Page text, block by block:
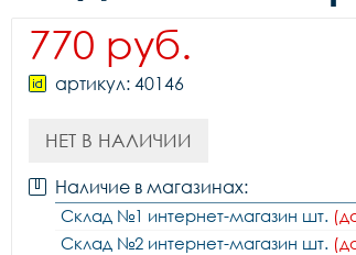
770 руб.
артикул: 40146
НЕТ В НАЛИЧИИ
Наличие в магазинах:
Склад №1 интернет-магазин шт.
Склад №2 интернет-магазин шт.